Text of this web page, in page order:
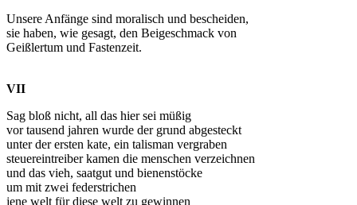
Unsere Anfänge sind moralisch und bescheiden,
sie haben, wie gesagt, den Beigeschmack von
Geißlertum und Fastenzeit.
VII
Sag bloß nicht, all das hier sei müßig
vor tausend jahren wurde der grund abgesteckt
unter der ersten kate, ein talisman vergraben
steuereintreiber kamen die menschen verzeichnen
und das vieh, saatgut und bienenstöcke
um mit zwei federstrichen
jene welt für diese welt zu gewinnen